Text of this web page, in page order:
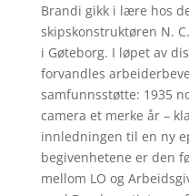
Brandi gikk i lære hos
skipskonstruktøren N.
i Gøteborg. I løpet av
forvandles
samfunnsstøtte: 1935
camera et merke år –
innledningen til en ny
begivenhetene er den
mellom LO og